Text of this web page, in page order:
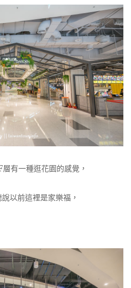
有一種逛花園的感覺，
以前這裡是家樂福，